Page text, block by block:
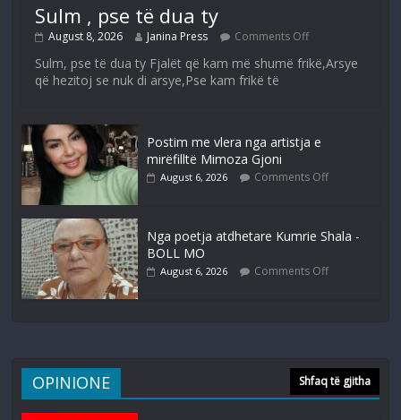
Sulm , pse të dua ty
August 8, 2026 Janina Press Comments Off
Sulm, pse të dua ty Fjalët që kam më shumë frikë,Arsye
që hezitoj se nuk di arsye,Pse kam frikë të
Postim me vlera nga artistja e
mirëfilltë Mimoza Gjoni
August 6, 2026 Comments Off
Nga poetja atdhetare Kumrie Shala -
BOLL MO
August 6, 2026 Comments Off
OPINIONE Shfaq të gjitha